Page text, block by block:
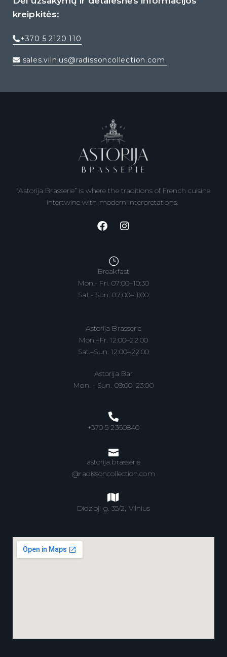
kreipkitės:
+370 5 2120 110
sales.vilnius@radissoncollection.com
“Astorija Brasserie” is where the traditions of French cuisine
intertwine with modern interpretations.
Breakfast
Mon.- Fri. 07:00–10:30
Sat.- Sun. 07:00–11:00
Astorija Brasserie
Mon.–Fr. 12:00–22:00
Sat.–Sun. 12:00–22:00
Astorija Bar
Mon. - Sun. 09:00–23:00
+370 5 2360840
astorija.brasserie
@radissoncollection.com
Didzioji g. 35/2, Vilnius